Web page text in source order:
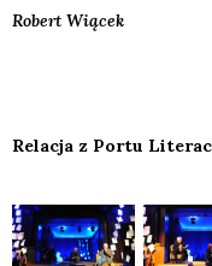
Robert Wiącek
Relacja z Portu